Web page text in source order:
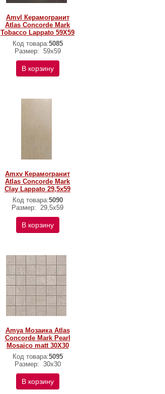
Amvl Керамогранит
Atlas Concorde Mark
Tobacco Lappato 59X59
Код товара:5085
Размер: 59х59
В корзину
Amxv Керамогранит
Atlas Concorde Mark
Clay Lappato 29,5x59
Код товара:5090
Размер: 29,5x59
В корзину
Amya Мозаика Atlas
Concorde Mark Pearl
Mosaico matt 30X30
Код товара:5095
Размер: 30х30
В корзину